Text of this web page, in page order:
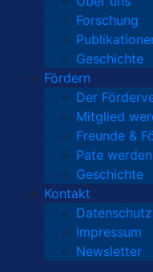
Forschung
Geschichte
Fördern
Der
Mitglied
Freunde &
Pate werden
Geschichte
Kontakt
Datenschutz
Impressum
Newsletter